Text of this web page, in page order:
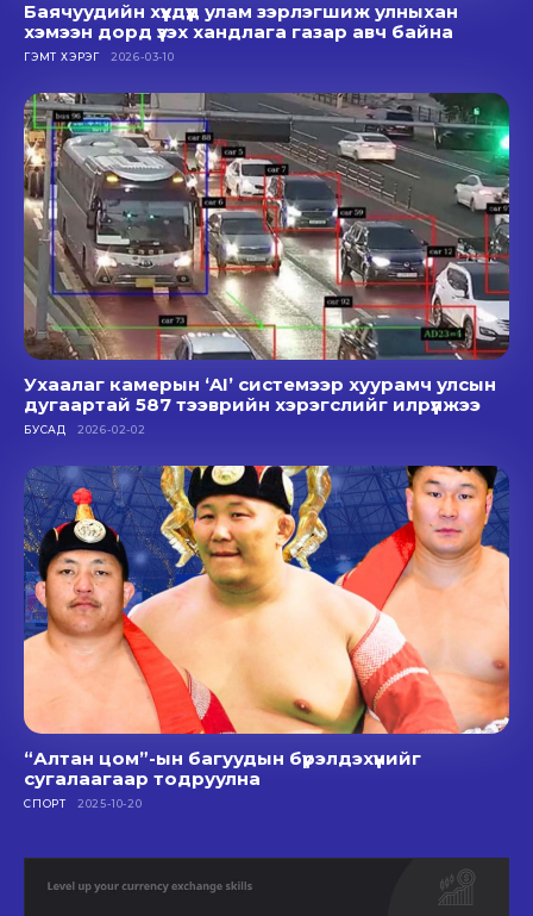
Баячуудийн хүүхдүүд улам зэрлэгшиж улныхан
хэмээн дорд үзэх хандлага газар авч байна
ГЭМТ ХЭРЭГ 2026-03-10
Ухаалаг камерын ‘AI’ системээр хуурамч улсын
дугаартай 587 тээврийн хэрэгслийг илрүүлжээ
БУСАД 2026-02-02
“Алтан цом”-ын багуудын бүрэлдэхүүнийг
сугалаагаар тодруулна
СПОРТ 2025-10-20